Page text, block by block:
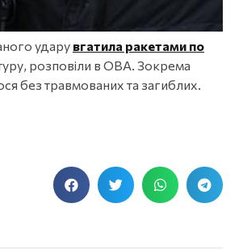
удару вгатила ракетами по
розповіли в ОВА. Зокрема
без травмованих та загиблих.